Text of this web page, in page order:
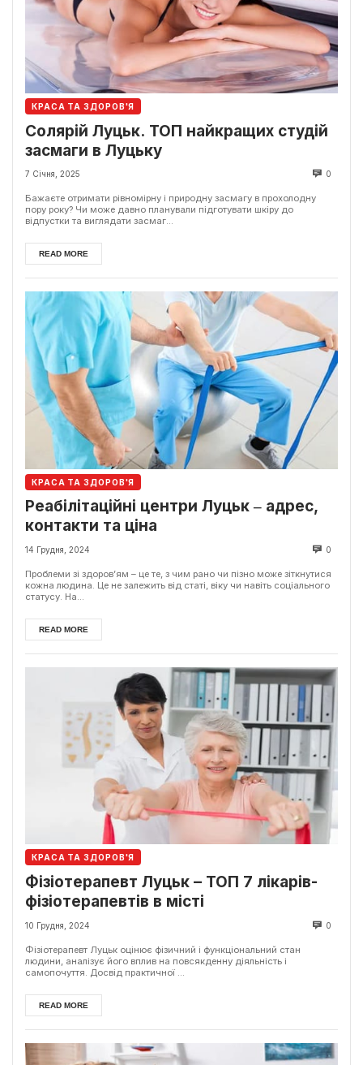
КРАСА ТА ЗДОРОВ'Я
Солярій Луцьк. ТОП найкращих студій
засмаги в Луцьку
7 Січня, 2025 0
Бажаєте отримати рівномірну і природну засмагу в прохолодну
пору року? Чи може давно планували підготувати шкіру до
відпустки та виглядати засмаг...
READ MORE
КРАСА ТА ЗДОРОВ'Я
Реабілітаційні центри Луцьк ‒ адрес,
контакти та ціна
14 Грудня, 2024 0
Проблеми зі здоров’ям – це те, з чим рано чи пізно може зіткнутися
кожна людина. Це не залежить від статі, віку чи навіть соціального
статусу. На...
READ MORE
КРАСА ТА ЗДОРОВ'Я
Фізіотерапевт Луцьк – ТОП 7 лікарів-
фізіотерапевтів в місті
10 Грудня, 2024 0
Фізіотерапевт Луцьк оцінює фізичний і функціональний стан
людини, аналізує його вплив на повсякденну діяльність і
самопочуття. Досвід практичної ...
READ MORE